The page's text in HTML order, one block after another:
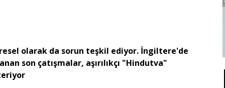
olarak da sorun teşkil ediyor. İngiltere'de
son çatışmalar, aşırılıkçı "Hindutva"